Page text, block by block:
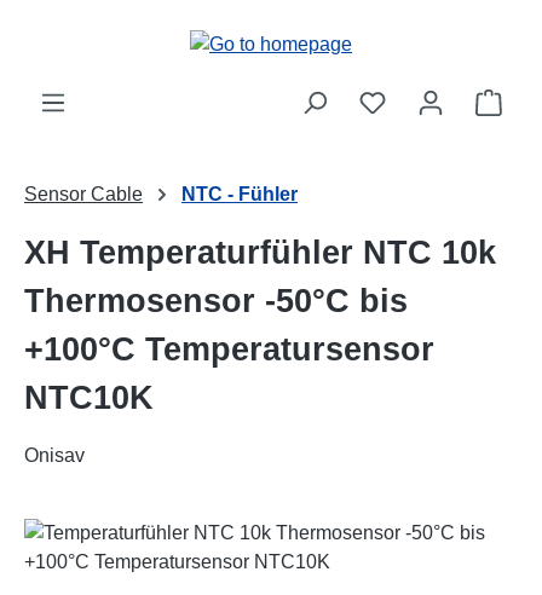
Sensor Cable NTC - Fühler
XH Temperaturfühler NTC 10k
Thermosensor -50°C bis
+100°C Temperatursensor
NTC10K
Onisav
Skip image gallery